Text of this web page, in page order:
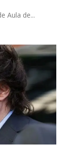
Aula de...